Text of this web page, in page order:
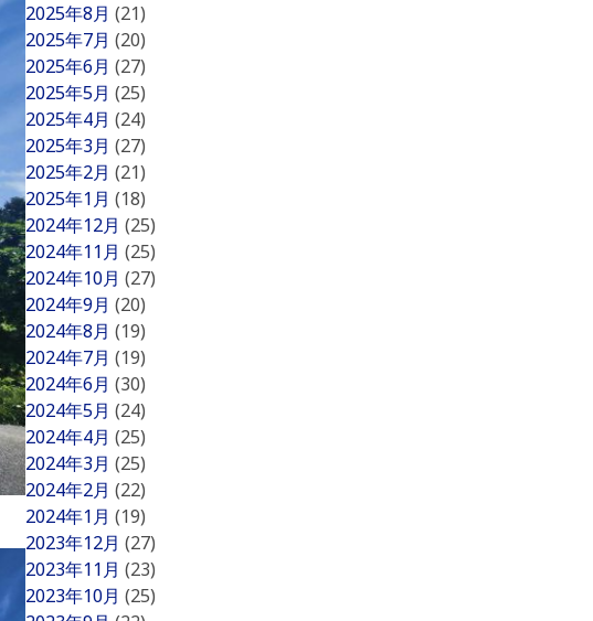
2025年8月 (21)
2025年7月 (20)
2025年6月 (27)
2025年5月 (25)
2025年4月 (24)
2025年3月 (27)
2025年2月 (21)
2025年1月 (18)
2024年12月 (25)
2024年11月 (25)
2024年10月 (27)
2024年9月 (20)
2024年8月 (19)
2024年7月 (19)
2024年6月 (30)
2024年5月 (24)
2024年4月 (25)
2024年3月 (25)
2024年2月 (22)
2024年1月 (19)
2023年12月 (27)
2023年11月 (23)
2023年10月 (25)